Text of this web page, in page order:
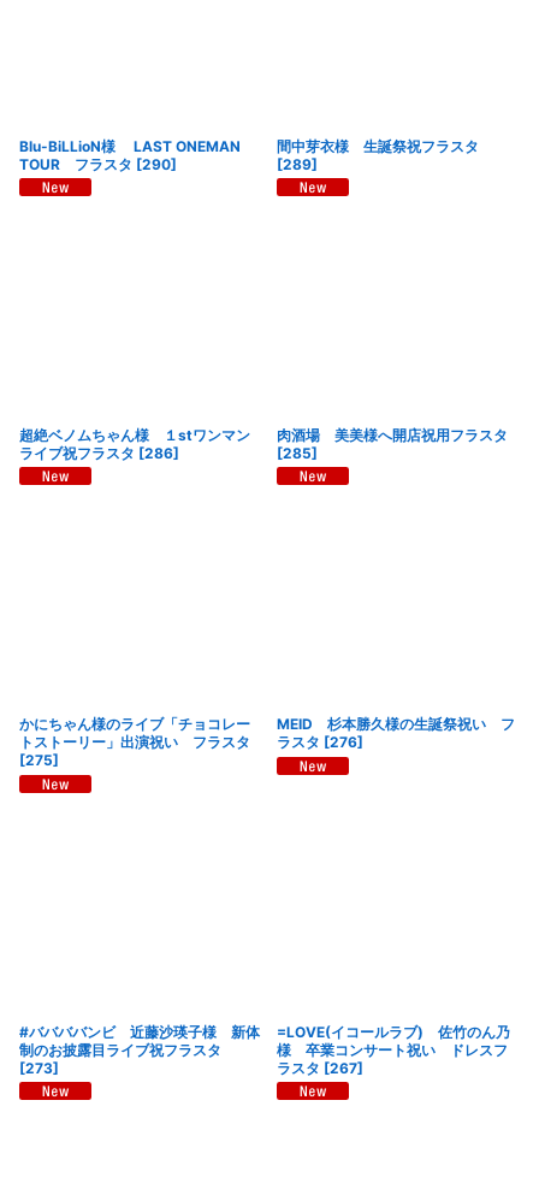
Blu-BiLLioN様 LAST ONEMAN
TOUR フラスタ [290]
間中芽衣様 生誕祭祝フラスタ
[289]
超絶ベノムちゃん様 １stワンマン
ライブ祝フラスタ [286]
肉酒場 美美様へ開店祝用フラスタ
[285]
かにちゃん様のライブ「チョコレー
トストーリー」出演祝い フラスタ
[275]
MEID 杉本勝久様の生誕祭祝い フ
ラスタ [276]
#ババババンビ 近藤沙瑛子様 新体
制のお披露目ライブ祝フラスタ
[273]
=LOVE(イコールラブ) 佐竹のん乃
様 卒業コンサート祝い ドレスフ
ラスタ [267]